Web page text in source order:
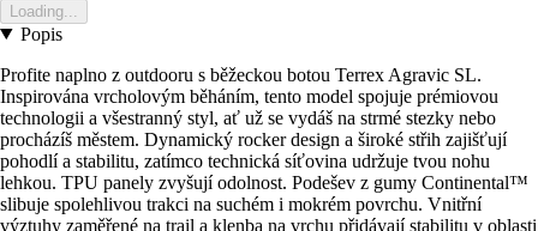
Loading...
Popis
Profite naplno z outdooru s běžeckou botou Terrex Agravic SL.
Inspirována vrcholovým běháním, tento model spojuje prémiovou
technologii a všestranný styl, ať už se vydáš na strmé stezky nebo
procházíš městem. Dynamický rocker design a široké střih zajišťují
pohodlí a stabilitu, zatímco technická síťovina udržuje tvou nohu
lehkou. TPU panely zvyšují odolnost. Podešev z gumy Continental™
slibuje spolehlivou trakci na suchém i mokrém povrchu. Vnitřní
výztuhy zaměřené na trail a klenba na vrchu přidávají stabilitu v oblasti